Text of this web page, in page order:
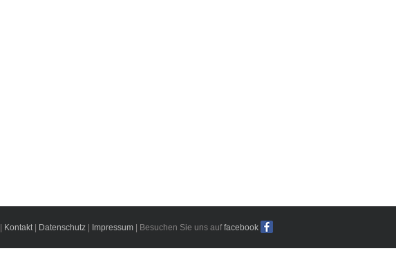
Kontakt| Datenschutz Impressum | Besuchen Sie uns auffacebook